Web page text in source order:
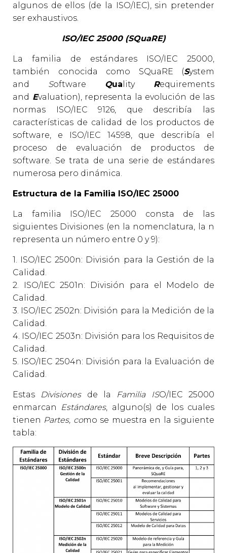
algunos de ellos (de la ISO/IEC), sin pretender
ser exhaustivos.
ISO/IEC 25000 (SQuaRE)
La familia de estándares ISO/IEC 25000,
también conocida como SQuaRE (System
and Software Qua lity Requirements
and Evaluation), representa la evolución de las
normas ISO/IEC 9126, que describía las
características de calidad de los productos de
software, e ISO/IEC 14598, que describía el
proceso de evaluación de productos de
software. Se trata de una serie de estándares
numerosa pero dinámica.
Estructura de la Familia ISO/IEC 25000
La familia ISO/IEC 25000 consta de las
siguientes Divisiones (en la nomenclatura, la n
representa un número entre 0 y 9):
1. ISO/IEC 2500n: División para la Gestión de la
Calidad.
2. ISO/IEC 2501n: División para el Modelo de
Calidad.
3. ISO/IEC 2502n: División para la Medición de la
Calidad.
4. ISO/IEC 2503n: División para los Requisitos de
Calidad.
5. ISO/IEC 2504n: División para la Evaluación de
Calidad.
Estas Divisionesde la Familia ISO/IEC 25000
enmarcan Estándares, alguno(s) de los cuales
tienen Partes, como se muestra en la siguiente
tabla: